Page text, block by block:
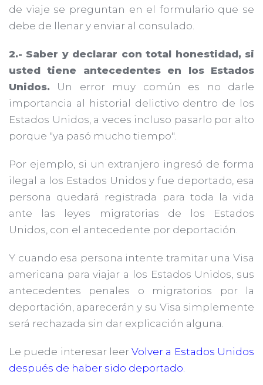
de viaje se preguntan en el formulario que se
debe de llenar y enviar al consulado.
2.- Saber y declarar con total honestidad, si
usted tiene antecedentes en los Estados
Unidos. Un error muy común es no darle
importancia al historial delictivo dentro de los
Estados Unidos, a veces incluso pasarlo por alto
porque "ya pasó mucho tiempo".
Por ejemplo, si un extranjero ingresó de forma
ilegal a los Estados Unidos y fue deportado, esa
persona quedará registrada para toda la vida
ante las leyes migratorias de los Estados
Unidos, con el antecedente por deportación.
Y cuando esa persona intente tramitar una Visa
americana para viajar a los Estados Unidos, sus
antecedentes penales o migratorios por la
deportación, aparecerán y su Visa simplemente
será rechazada sin dar explicación alguna.
Le puede interesar leerVolver a Estados Unidos
después de haber sido deportado.